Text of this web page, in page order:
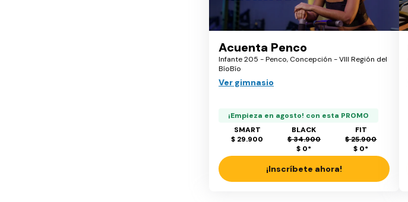
Acuenta Penco
Infante 205 - Penco, Concepción - VIII Región del
BíoBío
Ver gimnasio
¡Empieza en agosto! con esta PROMO
SMART
$ 29.900
BLACK
$ 34.900
$ 0*
FIT
$ 25.900
$ 0*
¡Inscríbete ahora!